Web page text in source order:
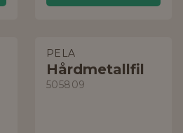
PELA
Hårdmetallfil
505809